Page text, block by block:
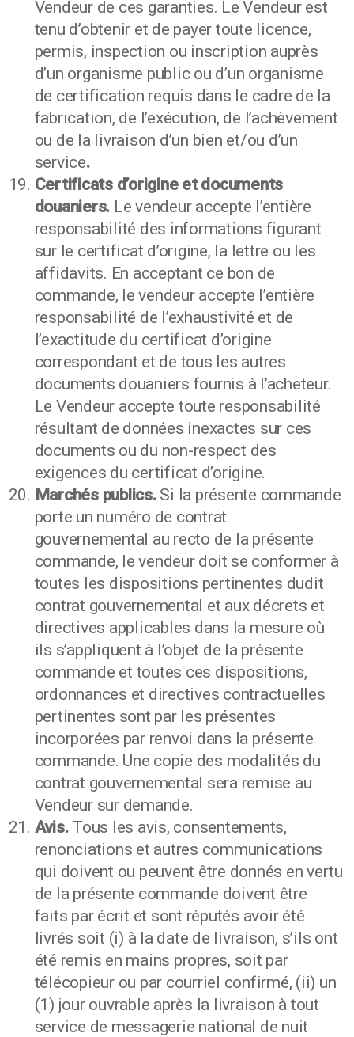
Vendeur de ces garanties. Le Vendeur est
tenu d’obtenir et de payer toute licence,
permis, inspection ou inscription auprès
d’un organisme public ou d’un organisme
de certification requis dans le cadre de la
fabrication, de l’exécution, de l’achèvement
ou de la livraison d’un bien et/ou d’un
service.
Certificats d’origine et documents
douaniers. Le vendeur accepte l’entière
responsabilité des informations figurant
sur le certificat d’origine, la lettre ou les
affidavits. En acceptant ce bon de
commande, le vendeur accepte l’entière
responsabilité de l’exhaustivité et de
l’exactitude du certificat d’origine
correspondant et de tous les autres
documents douaniers fournis à l’acheteur.
Le Vendeur accepte toute responsabilité
résultant de données inexactes sur ces
documents ou du non-respect des
exigences du certificat d’origine.
Marchés publics.Si la présente commande
porte un numéro de contrat
gouvernemental au recto de la présente
commande, le vendeur doit se conformer à
toutes les dispositions pertinentes dudit
contrat gouvernemental et aux décrets et
directives applicables dans la mesure où
ils s’appliquent à l’objet de la présente
commande et toutes ces dispositions,
ordonnances et directives contractuelles
pertinentes sont par les présentes
incorporées par renvoi dans la présente
commande. Une copie des modalités du
contrat gouvernemental sera remise au
Vendeur sur demande.
Avis. Tous les avis, consentements,
renonciations et autres communications
qui doivent ou peuvent être donnés en vertu
de la présente commande doivent être
faits par écrit et sont réputés avoir été
livrés soit (i) à la date de livraison, s’ils ont
été remis en mains propres, soit par
télécopieur ou par courriel confirmé, (ii) un
(1) jour ouvrable après la livraison à tout
service de messagerie national de nuit